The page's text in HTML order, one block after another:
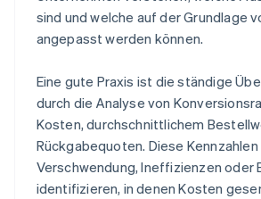
sind und welche auf der Grundlage
angepasst werden können.
Eine gute Praxis ist die ständige
durch die Analyse von
Kosten, durchschnittlichem
Rückgabequoten. Diese
Verschwendung, Ineffizienzen oder
identifizieren, in denen Kosten